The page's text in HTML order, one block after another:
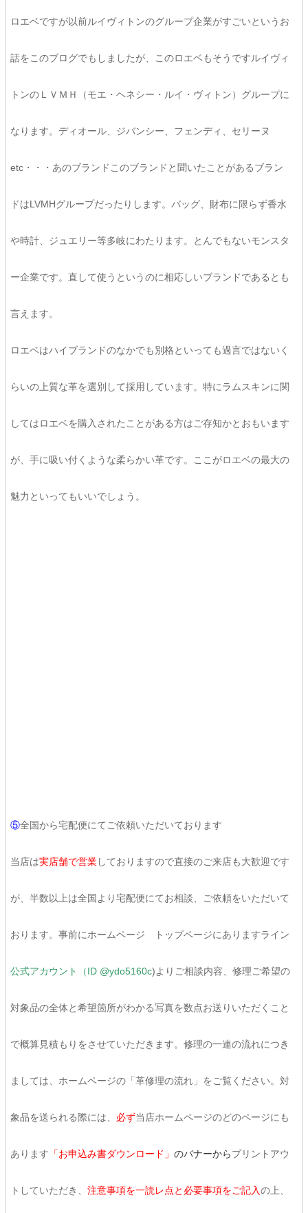
ロエベですが以前ルイヴィトンのグループ企業がすごいというお
話をこのブログでもしましたが、このロエベもそうですルイヴィ
トンのＬＶＭＨ（モエ・ヘネシー・ルイ・ヴィトン）グループに
なります。ディオール、ジバンシー、フェンディ、セリーヌ
etc・・・あのブランドこのブランドと聞いたことがあるブラン
ドはLVMHグループだったりします。バッグ、財布に限らず香水
や時計、ジュエリー等多岐にわたります。とんでもないモンスタ
ー企業です。直して使うというのに相応しいブランドであるとも
言えます。
ロエベはハイブランドのなかでも別格といっても過言ではないく
らいの上質な革を選別して採用しています。特にラムスキンに関
してはロエベを購入されたことがある方はご存知かとおもいます
が、手に吸い付くような柔らかい革です。ここがロエベの最大の
魅力といってもいいでしょう。
⑤全国から宅配便にてご依頼いただいております
当店は実店舗で営業しておりますので直接のご来店も大歓迎です
が、半数以上は全国より宅配便にてお相談、ご依頼をいただいて
おります。事前にホームページ トップページにありますライン
公式アカウント（ID @ydo5160c)よりご相談内容、修理ご希望の
対象品の全体と希望箇所がわかる写真を数点お送りいただくこと
で概算見積もりをさせていただきます。修理の一連の流れにつき
ましては、ホームページの「革修理の流れ」をご覧ください。対
象品を送られる際には、 必ず当店ホームページのどのページにも
あります 「お申込み書ダウンロード」 のバナーからプリントアウ
トしていただき、 注意事項を一読レ点と必要事項をご記入の上、